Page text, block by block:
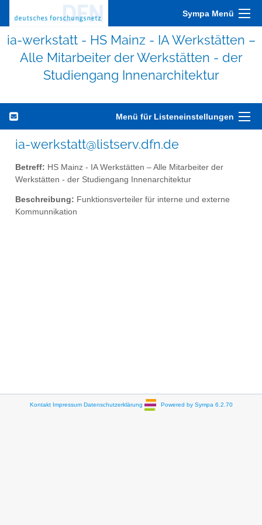
Sympa Menü
ia-werkstatt - HS Mainz - IA Werkstätten –
Alle Mitarbeiter der Werkstätten - der
Studiengang Innenarchitektur
Menü für Listeneinstellungen
ia-werkstatt@listserv.dfn.de
Betreff: HS Mainz - IA Werkstätten – Alle Mitarbeiter der
Werkstätten - der Studiengang Innenarchitektur
Beschreibung: Funktionsverteiler für interne und externe
Kommunnikation
Kontakt Impressum Datenschutzerklärung Powered by Sympa 6.2.70